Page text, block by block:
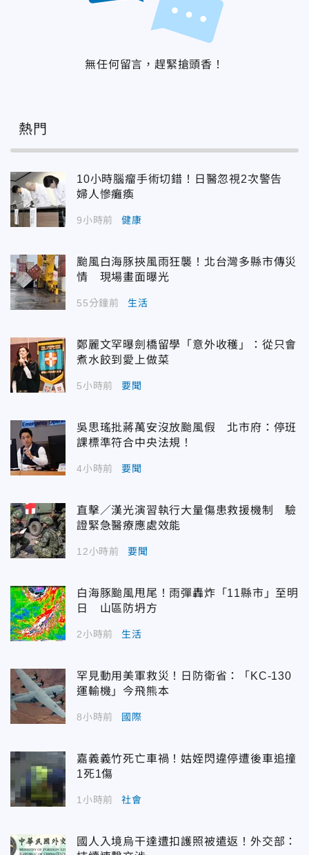
無任何留言，趕緊搶頭香！
熱門
10小時腦瘤手術切錯！日醫忽視2次警告
婦人慘癱瘓
9小時前 健康
颱風白海豚挾風雨狂襲！北台灣多縣市傳災
情 現場畫面曝光
55分鐘前 生活
鄭麗文罕曝劍橋留學「意外收穫」：從只會
煮水餃到愛上做菜
5小時前 要聞
吳思瑤批蔣萬安沒放颱風假 北市府：停班
課標準符合中央法規！
4小時前 要聞
直擊／漢光演習執行大量傷患救援機制 驗
證緊急醫療應處效能
12小時前 要聞
白海豚颱風甩尾！雨彈轟炸「11縣市」至明
日 山區防坍方
2小時前 生活
罕見動用美軍救災！日防衛省：「KC-130
運輸機」今飛熊本
8小時前 國際
嘉義義竹死亡車禍！姑姪閃違停遭後車追撞
1死1傷
1小時前 社會
國人入境烏干達遭扣護照被遣返！外交部：